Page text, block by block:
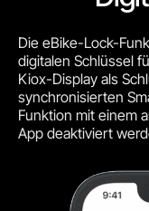
Die eBike-Lock-
digitalen Schlüssel
Kiox-Display als
synchronisierten
Funktion mit einem
App deaktiviert